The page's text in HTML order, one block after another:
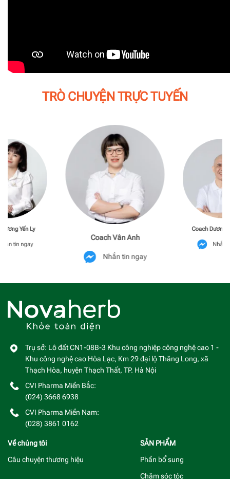
TRÒ CHUYỆN TRỰC TUYẾN
Coach Vân Anh
Nhắn tin ngay
Coach Dương
Nhắn
Yến Ly
tin ngay
Trụ sở: Lô đất CN1-08B-3 Khu công nghiệp công nghệ cao 1 -
Khu công nghệ cao Hòa Lạc, Km 29 đại lộ Thăng Long, xã
Thạch Hòa, huyện Thạch Thất, TP. Hà Nội
CVI Pharma Miền Bắc:
(024) 3668 6938
CVI Pharma Miền Nam:
(028) 3861 0162
SẢN PHẨM
Phần bổ sung
Chăm sóc tóc
Về chúng tôi
Câu chuyện thương hiệu